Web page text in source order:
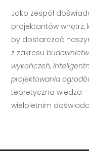
Jako zespół
projektantów
by dostarczać
z zakresu
wykończeń,
projektowania
teoretyczna wiedza
wieloletnim